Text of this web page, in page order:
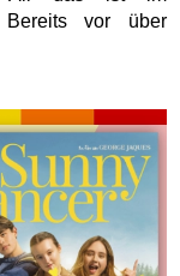
Bereits vor über